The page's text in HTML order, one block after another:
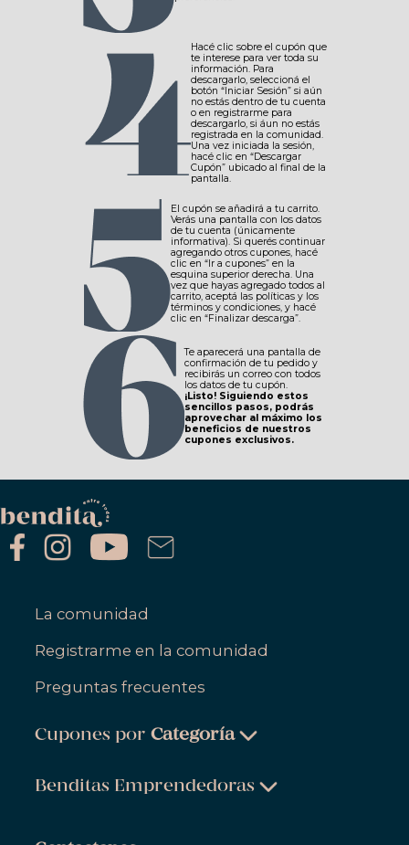
Hacé clic sobre el cupón que
te interese para ver toda su
información. Para
descargarlo, seleccioná el
botón “Iniciar Sesión” si aún
no estás dentro de tu cuenta
o en registrarme para
descargarlo, si áun no estás
registrada en la comunidad.
Una vez iniciada la sesión,
hacé clic en “Descargar
Cupón” ubicado al final de la
pantalla.
El cupón se añadirá a tu carrito.
Verás una pantalla con los datos
de tu cuenta (únicamente
informativa). Si querés continuar
agregando otros cupones, hacé
clic en “Ir a cupones” en la
esquina superior derecha. Una
vez que hayas agregado todos al
carrito, aceptá las políticas y los
términos y condiciones, y hacé
clic en “Finalizar descarga”.
Te aparecerá una pantalla de
confirmación de tu pedido y
recibirás un correo con todos
los datos de tu cupón.
¡Listo! Siguiendo estos
sencillos pasos, podrás
aprovechar al máximo los
beneficios de nuestros
cupones exclusivos.
La comunidad
Registrarme en la comunidad
Preguntas frecuentes
Cupones porCategoría
Belleza & Cuidado Personal
Benditas Emprendedoras